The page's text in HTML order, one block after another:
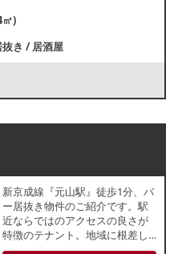
㎡)
抜き /居酒屋
新京成線『元山駅』徒歩1分、バ
ー居抜き物件のご紹介です。駅
近ならではのアクセスの良さが
特徴のテナント。地域に根差し
た店舗運営をご検討の方にもお